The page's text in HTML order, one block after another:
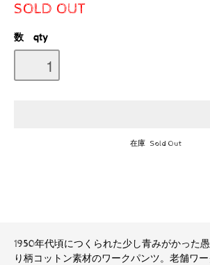
SOLD OUT
数 qty
在庫 Sold Out
1950年代頃につくられた少し青みがかった
り柄コットン素材のワークパンツ。老舗ワ